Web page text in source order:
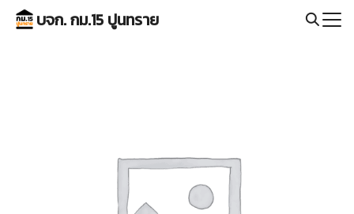
Skip
บจก. กม.15 ปูนทราย